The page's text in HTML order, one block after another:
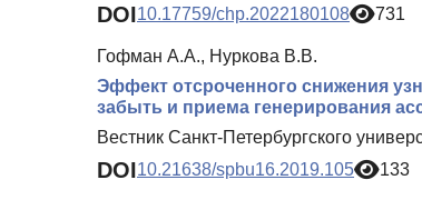
DOI10.17759/chp.2022180108 731
Гофман А.А., Нуркова В.В.
Эффект отсроченного снижения
забыть и приема генерирования
Вестник Санкт-Петербургского
DOI10.21638/spbu16.2019.105 133